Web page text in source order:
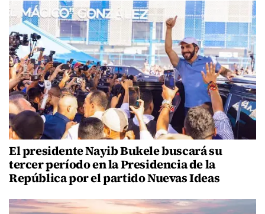
El presidente Nayib Bukele buscará su
tercer período en la Presidencia de la
República por el partido Nuevas Ideas